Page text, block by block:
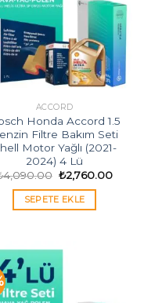
ACCORD
Honda Accord 1.5
Filtre Bakım Seti
Motor Yağlı (2021-
2024) 4 Lü
4,090.00 Orijinal
fiyat:
₺4,090.00.
₺2,760.00Şu
SEPETE EKLE